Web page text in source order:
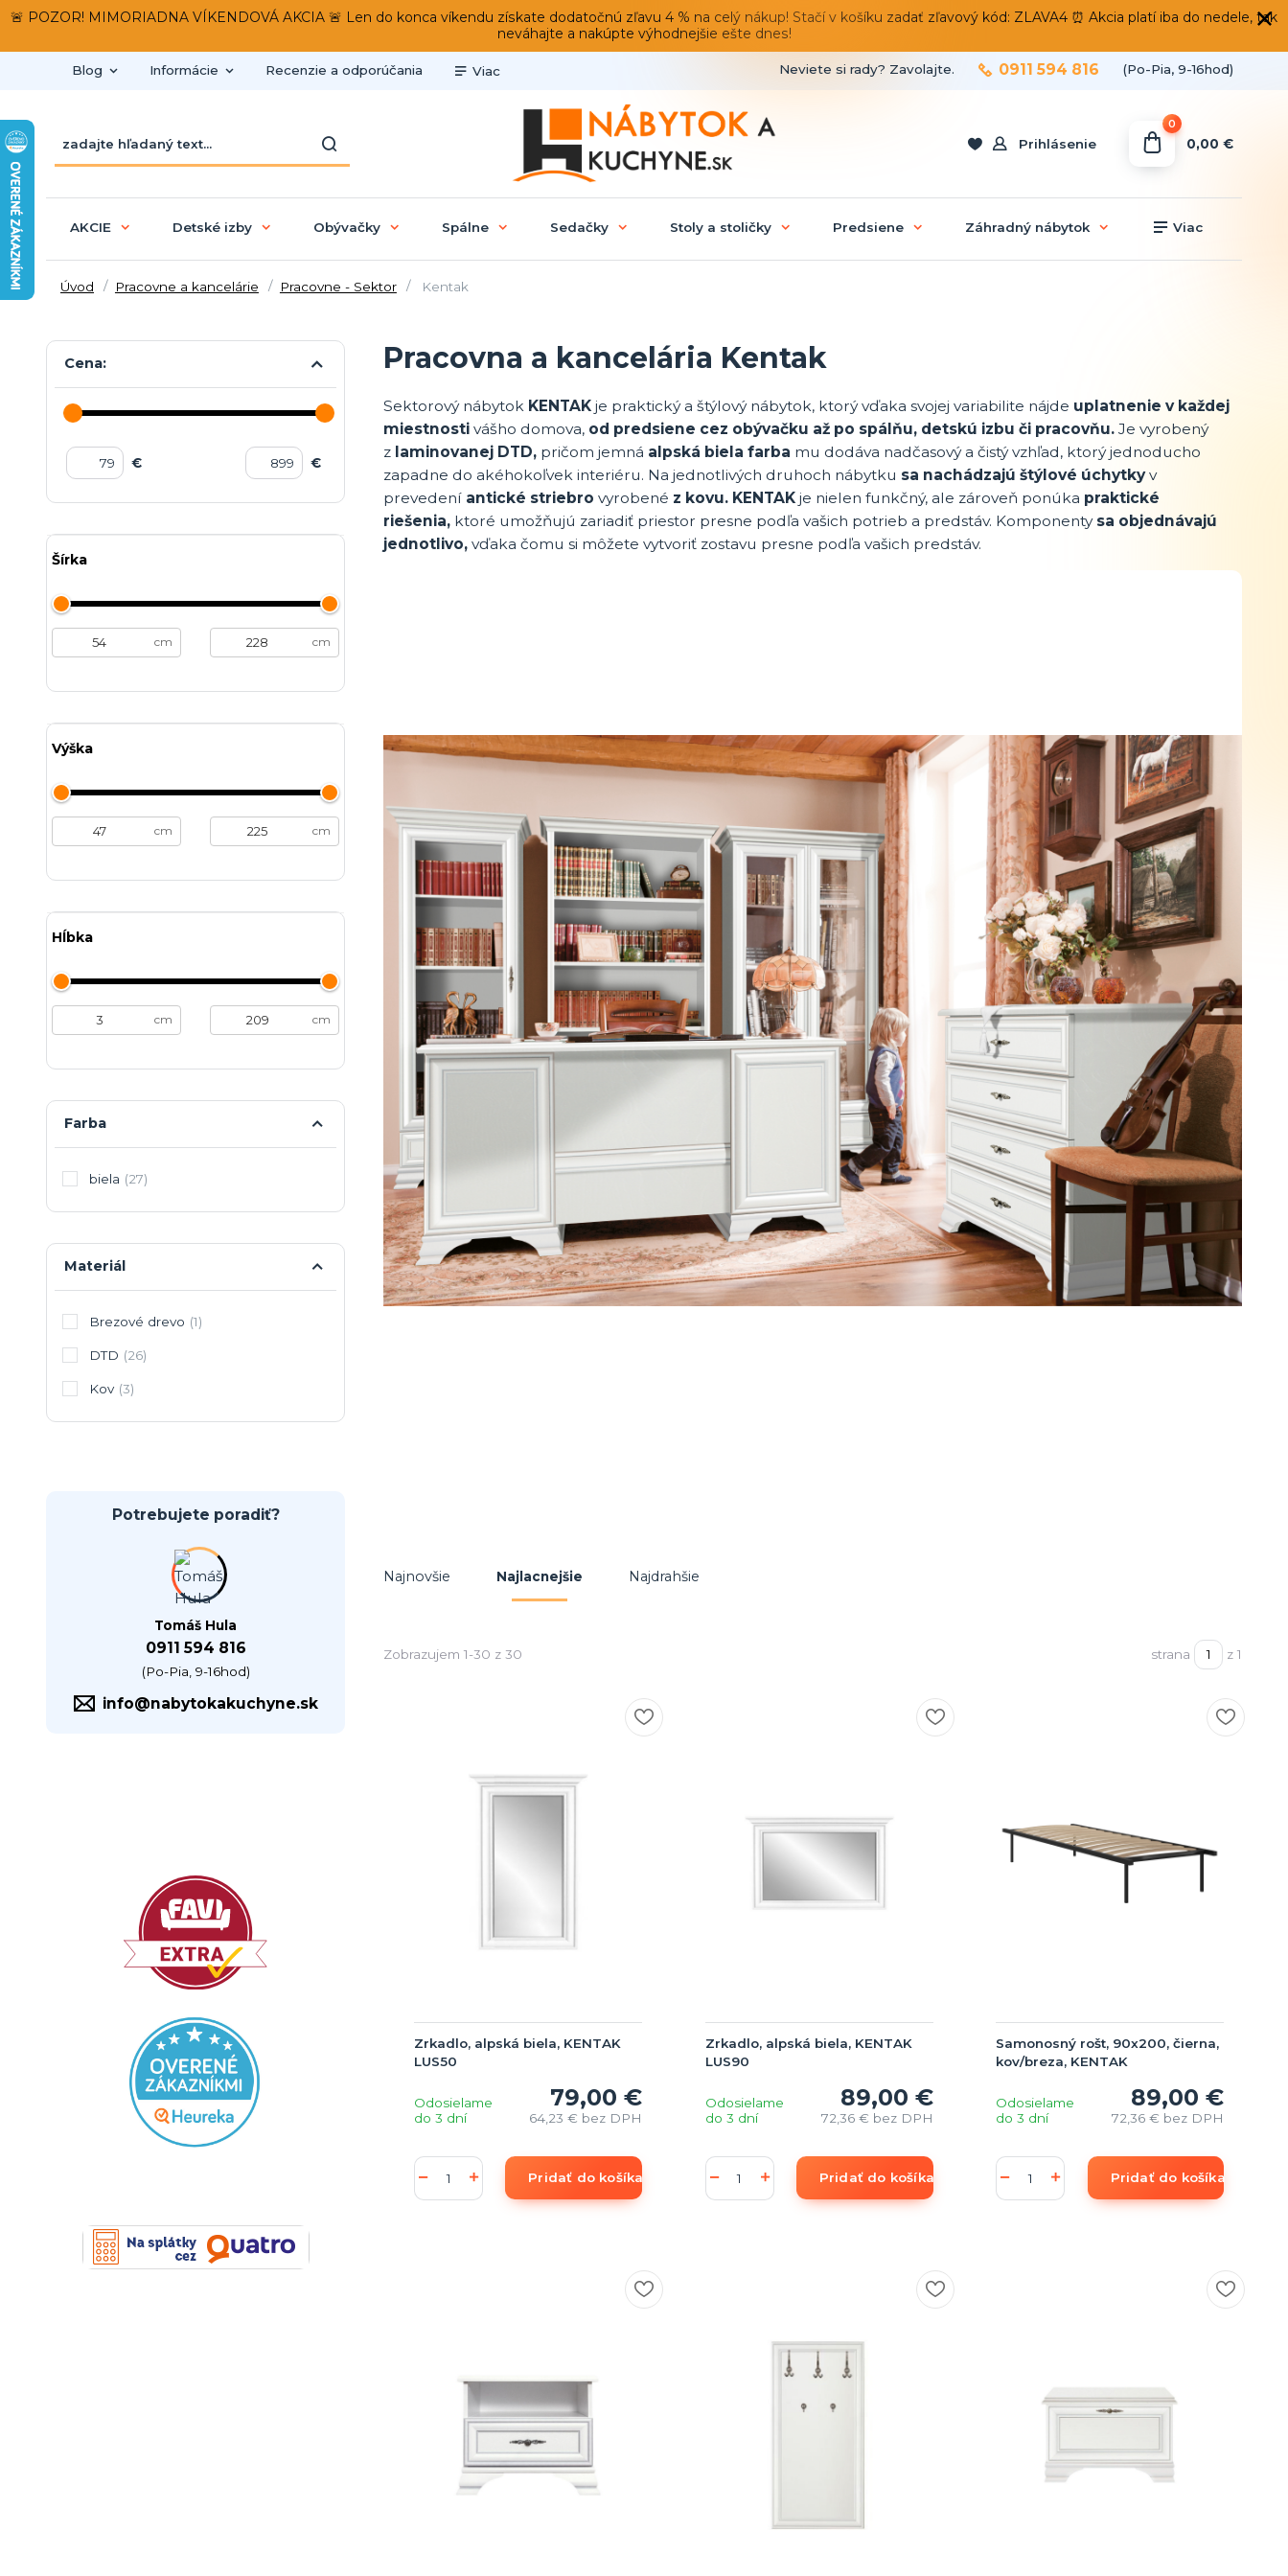
🚨 POZOR! MIMORIADNA VÍKENDOVÁ AKCIA 🚨 Len do konca víkendu získate dodatočnú zľavu 4 % na celý nákup! Stačí v košíku zadať zľavový kód: ZLAVA4 ⏰ Akcia platí iba do nedele, tak
neváhajte a nakúpte výhodnejšie ešte dnes!
Blog Informácie Recenzie a odporúčania Viac
Prihlásenie
Neviete si rady? Zavolajte. 0911 594 816 (Po-Pia, 9-16hod)
0
0,00 €
AKCIE Detské izby Obývačky Spálne Sedačky Stoly a stoličky Predsiene Záhradný nábytok Viac
Úvod Pracovne a kancelárie Pracovne - Sektor Kentak
Pracovna a kancelária Kentak
Sektorový nábytok KENTAK je praktický a štýlový nábytok, ktorý vďaka svojej variabilite nájde uplatnenie v každej
miestnosti vášho domova, od predsiene cez obývačku až po spálňu, detskú izbu či pracovňu. Je vyrobený
z laminovanej DTD, pričom jemná alpská biela farba mu dodáva nadčasový a čistý vzhľad, ktorý jednoducho
zapadne do akéhokoľvek interiéru. Na jednotlivých druhoch nábytku sa nachádzajú štýlové úchytkyv
prevedení antické striebro vyrobené z kovu. KENTAK je nielen funkčný, ale zároveň ponúka praktické
riešenia, ktoré umožňujú zariadiť priestor presne podľa vašich potrieb a predstáv. Komponenty sa objednávajú
jednotlivo, vďaka čomu si môžete vytvoriť zostavu presne podľa vašich predstáv.
Najnovšie Najlacnejšie Najdrahšie
Zobrazujem 1-30 z 30 strana z 1
Zrkadlo, alpská biela, KENTAK
LUS50
79,00 €
64,23 € bez DPH
Odosielame
do 3 dní
Pridať do košíka
Zrkadlo, alpská biela, KENTAK
LUS90
89,00 €
72,36 € bez DPH
Odosielame
do 3 dní
Pridať do košíka
Samonosný rošt, 90x200, čierna,
kov/breza, KENTAK
89,00 €
72,36 € bez DPH
Odosielame
do 3 dní
Pridať do košíka
Cena:
€ €
Šírka
cm cm
Výška
cm cm
Hĺbka
cm cm
Farba
biela (27)
Materiál
Brezové drevo (1)
DTD (26)
Kov (3)
Potrebujete poradiť?
Tomáš Hula
0911 594 816
(Po-Pia, 9-16hod)
info@nabytokakuchyne.sk